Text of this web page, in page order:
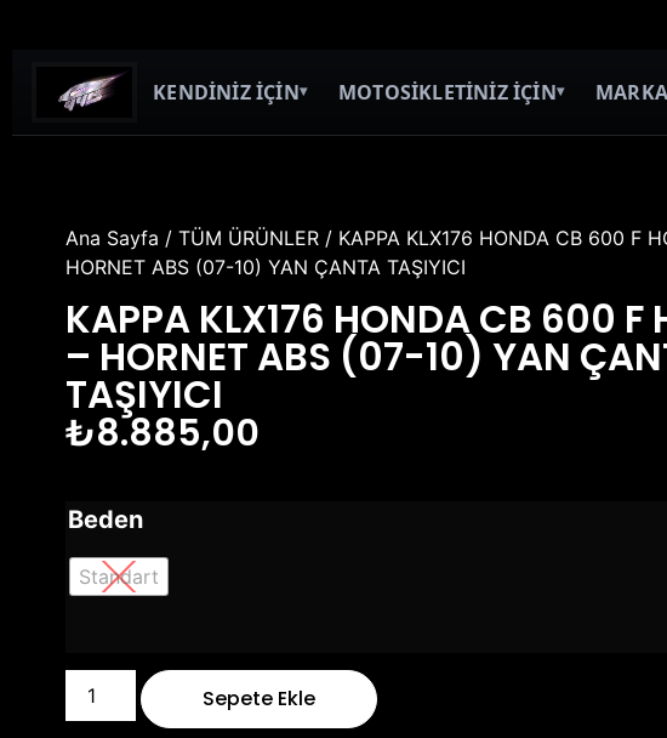
KENDİNİZ İÇİN▾ MOTOSİKLETİNİZ İÇİN▾
Ana Sayfa / TÜM ÜRÜNLER/ KAPPA KLX176 HONDA CB 600 F
HORNET ABS (07-10) YAN ÇANTA TAŞIYICI
KAPPA KLX176 HONDA CB 600 F
– HORNET ABS (07-10) YAN
TAŞIYICI
₺8.885,00
Beden
Standart
Sepete Ekle